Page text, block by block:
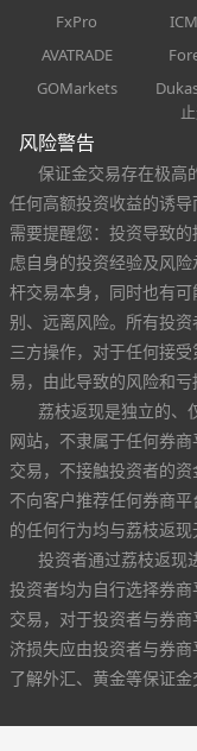
FxPro
AVATRADE
GOMarkets
风险警告
保证金交易存在极高
任何高额投资收益的诱导
需要提醒您：投资导致
虑自身的投资经验及风
杆交易本身，同时也有
别、远离风险。所有投
三方操作，对于任何接
易，由此导致的风险和亏
荔枝返现是独立的、
网站，不隶属于任何券
交易，不接触投资者的资
不向客户推荐任何券商
的任何行为均与荔枝返现
投资者通过荔枝返现
投资者均为自行选择券
交易，对于投资者与券
济损失应由投资者与券
了解外汇、黄金等保证金